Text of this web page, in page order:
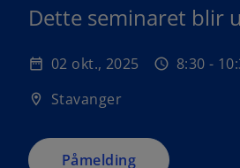
Dette seminaret blir
date_range 02 okt., 2025 schedule 8:30 -
location_on Stavanger
Påmelding